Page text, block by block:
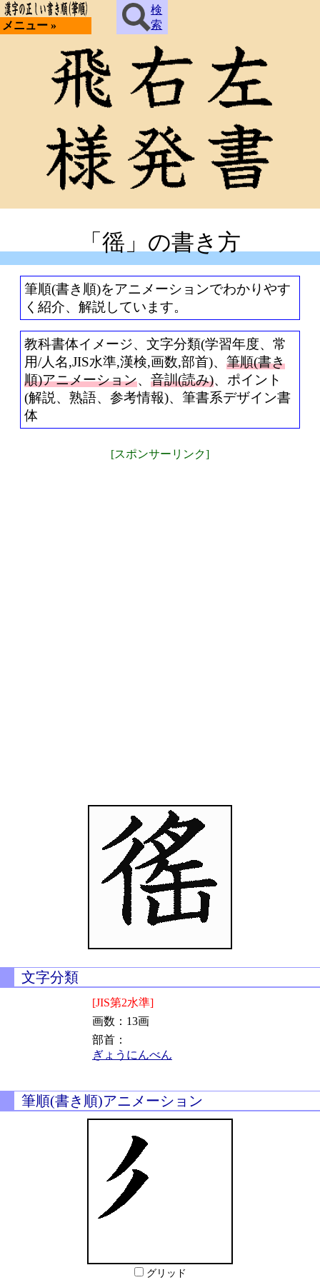
メニュー »
検
索
「徭」の書き方
筆順(書き順)をアニメーションでわかりやす
く紹介、解説しています。
教科書体イメージ、文字分類(学習年度、常
用/人名,JIS水準,漢検,画数,部首)、 筆順(書き
順)アニメーション、 音訓(読み)、ポイント
(解説、熟語、参考情報)、筆書系デザイン書
体
[スポンサーリンク]
文字分類
[JIS第2水準]
画数：13画
部首：
ぎょうにんべん
筆順(書き順)アニメーション
グリッド